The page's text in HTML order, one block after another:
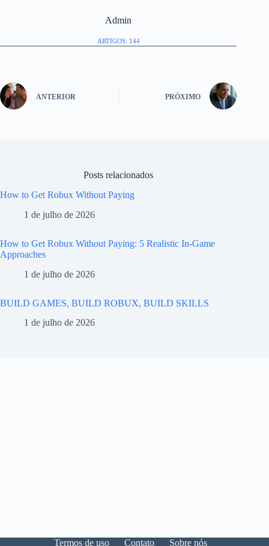
Admin
ARTIGOS: 144
ANTERIOR PRÓXIMO
Posts relacionados
How to Get Robux Without Paying
1 de julho de 2026
How to Get Robux Without Paying: 5 Realistic In-Game
Approaches
1 de julho de 2026
BUILD GAMES, BUILD ROBUX, BUILD SKILLS
1 de julho de 2026
Termos de uso Contato Sobre nós